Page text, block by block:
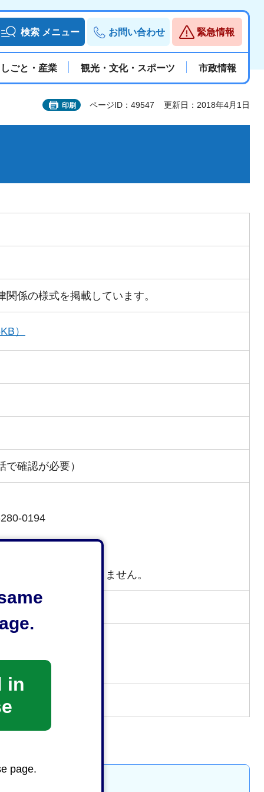
in
page.
検索 メニュー お問い合わせ 緊急情報
しごと・産業 観光・文化・スポーツ 市政情報
印刷 ページID：49547 更新日：2018年4月1日
係の様式を掲載しています。
）
確認が必要）
0194
は、受け付けておりません。
サイトへリンク）